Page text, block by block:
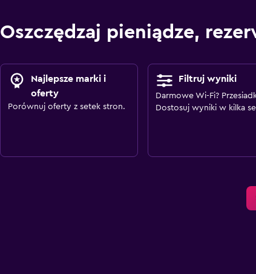
Oszczędzaj pieniądze,
Najlepsze marki i
oferty
Porównuj oferty z setek stron.
Filtruj wyniki
Darmowe Wi-Fi?
Dostosuj wyniki w kilka